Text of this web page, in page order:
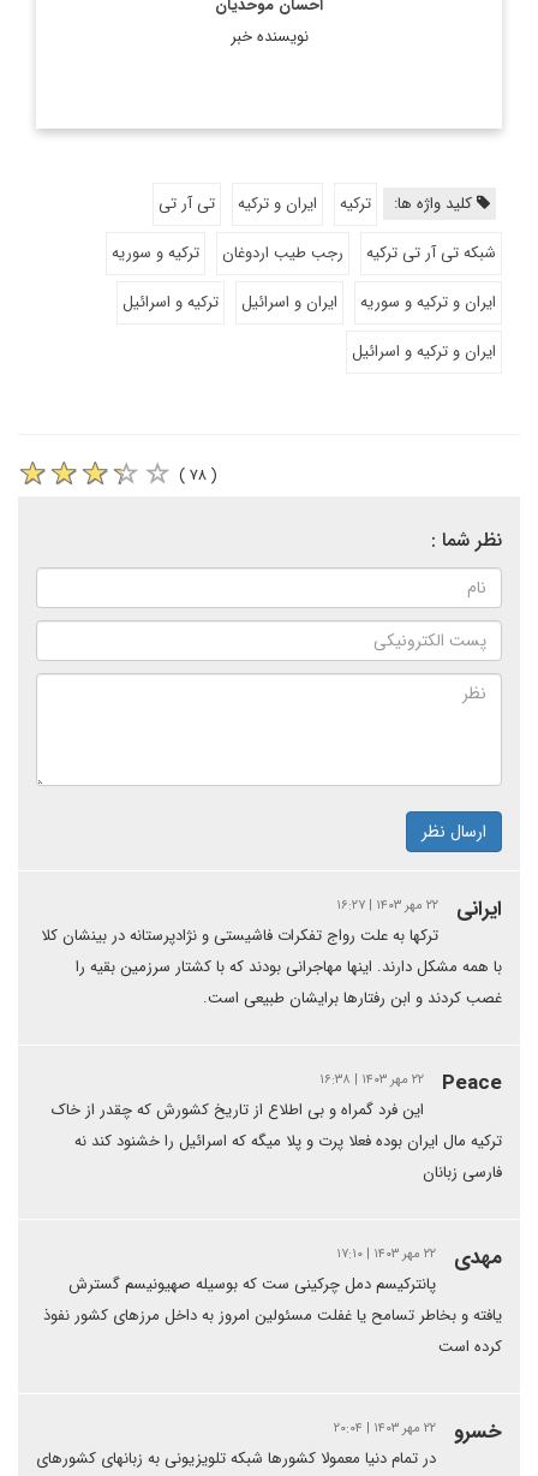
احسان موحدیان
نویسنده خبر
کلید واژه ها: ترکیه ایران و ترکیه
تی آر تی
شبکه تی آر تی ترکیه
رجب طیب اردوغان
ترکیه و سوریه
ایران و ترکیه و سوریه
ایران و اسرائیل
ترکیه و اسرائیل
ایران و ترکیه و اسرائیل
( ۷۸ )
نظر شما :
ارسال نظر
ایرانی ۲۲ مهر ۱۴۰۳ | ۱۶:۲۷
ترکها به علت رواج تفکرات فاشیستی و نژادپرستانه در بینشان کلا
با همه مشکل دارند. اینها مهاجرانی بودند که با کشتار سرزمین بقیه را
غصب کردند و ابن رفتارها برایشان طبیعی است‌.
Peace ۲۲ مهر ۱۴۰۳ | ۱۶:۳۸
این فرد گمراه و بی اطلاع از تاریخ کشورش که چقدر از خاک
ترکیه مال ایران بوده فعلا پرت و پلا میگه که اسرائیل را خشنود کند نه
فارسی زبانان
مهدی ۲۲ مهر ۱۴۰۳ | ۱۷:۱۰
پانترکیسم دمل چرکینی ست که بوسیله صهیونیسم گسترش
یافته و بخاطر تسامح یا غفلت مسئولین امروز به داخل مرزهای کشور نفوذ
کرده است
خسرو ۲۲ مهر ۱۴۰۳ | ۲۰:۰۴
در تمام دنیا معمولا کشورها شبکه تلویزیونی به زبانهای کشورهای